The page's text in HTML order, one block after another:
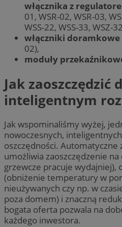
włącznika z
01, WSR-02, WSR-03,
WSS-22, WSS-33, WSZ-
włączniki doramkowe
02),
moduły
Jak zaoszczędzić
inteligentnym
Jak wspominaliśmy wyżej,
nowoczesnych,
oszczędności.
umożliwia zaoszczędzenie
grzewcze pracuje wydajniej),
(obniżenie temperatury w
nieużywanych czy np. w
poza domem) i znaczną
bogata oferta pozwala na
każdego inwestora.